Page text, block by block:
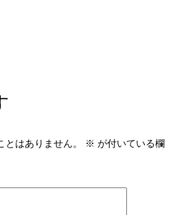
はありません。 ※ が付いている欄